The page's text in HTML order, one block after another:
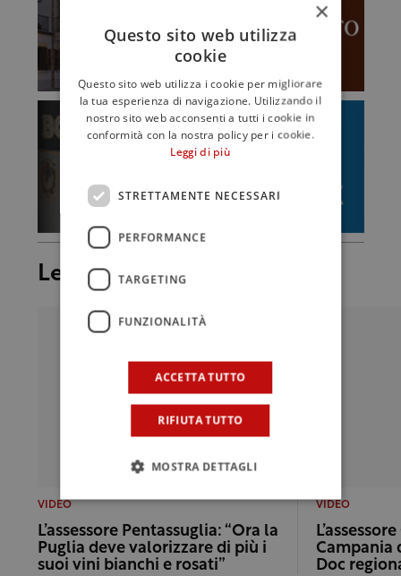
Leggi anche
VIDEO
L’assessore Pentassuglia: “Ora la
Puglia deve valorizzare di più i
suoi vini bianchi e rosati”
VIDEO
Campania
Doc
×
Questo sito web utilizza
cookie
Questo sito web utilizza i cookie per migliorare
la tua esperienza di navigazione. Utilizzando il
nostro sito web acconsenti a tutti i cookie in
conformità con la nostra policy per i cookie.
Leggi di più
STRETTAMENTE NECESSARI
PERFORMANCE
TARGETING
FUNZIONALITÀ
ACCETTA TUTTO
RIFIUTA TUTTO
MOSTRA DETTAGLI